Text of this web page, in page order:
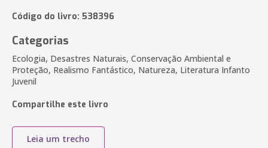
Código do livro: 538396
Categorias
Ecologia, Desastres Naturais, Conservação Ambiental e
Proteção, Realismo Fantástico, Natureza, Literatura Infanto
Juvenil
Compartilhe este livro
Leia um trecho